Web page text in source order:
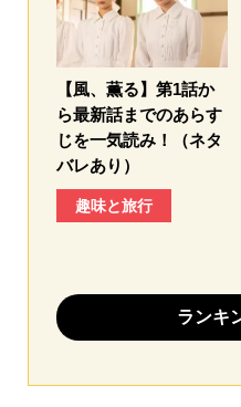
【風、薫る】第1話か
ら最新話までのあらす
じを一気読み！（ネタ
バレあり）
趣味と旅行
ランキ